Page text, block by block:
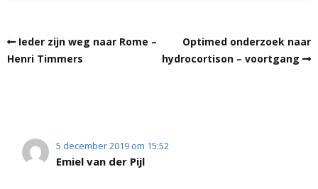
Ieder zijn weg naar Rome –
Henri Timmers
Optimed onderzoek naar
hydrocortison – voortgang
5 december 2019 om 15:52
Emiel van der Pijl